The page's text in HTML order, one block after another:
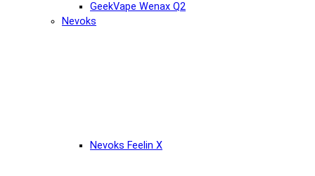
GeekVape Wenax Q2
Nevoks
Nevoks Feelin X